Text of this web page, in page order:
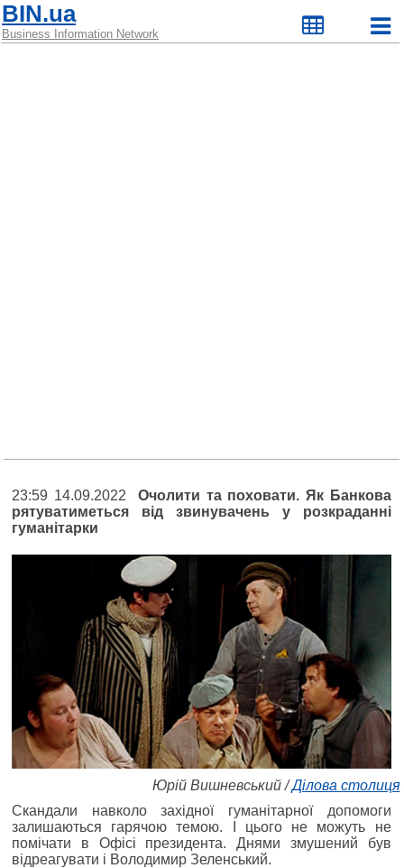
BIN.ua
Business Information Network
23:59 14.09.2022 Очолити та поховати. Як Банкова
рятуватиметься від звинувачень у розкраданні
гуманітарки
Юрій Вишневський /Ділова столиця
Скандали навколо західної гуманітарної допомоги
залишаються гарячою темою. І цього не можуть не
помічати в Офісі президента. Днями змушений був
відреагувати і Володимир Зеленський.